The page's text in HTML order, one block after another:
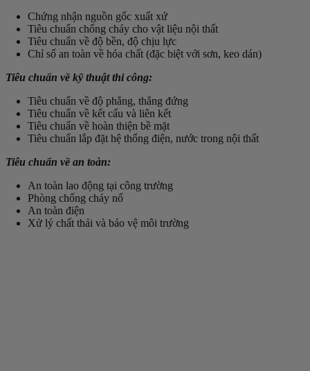
Chứng nhận nguồn gốc xuất xứ
Tiêu chuẩn chống cháy cho vật liệu nội thất
Tiêu chuẩn về độ bền, độ chịu lực
Chỉ số an toàn về hóa chất (đặc biệt với sơn, keo dán)
Tiêu chuẩn về kỹ thuật thi công:
Tiêu chuẩn về độ phẳng, thẳng đứng
Tiêu chuẩn về kết cấu và liên kết
Tiêu chuẩn về hoàn thiện bề mặt
Tiêu chuẩn lắp đặt hệ thống điện, nước trong nội thất
Tiêu chuẩn về an toàn:
An toàn lao động tại công trường
Phòng chống cháy nổ
An toàn điện
Xử lý chất thải và bảo vệ môi trường